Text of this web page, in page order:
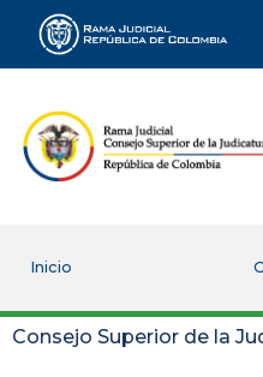
Rama Judicial
Inicio
Consejo Superior de la